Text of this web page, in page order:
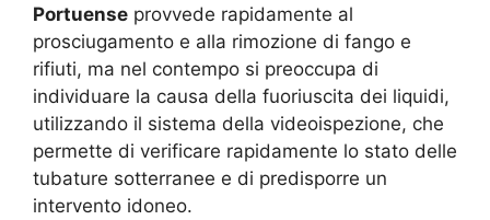
Portuense provvede rapidamente al
prosciugamento e alla rimozione di fango e
rifiuti, ma nel contempo si preoccupa di
individuare la causa della fuoriuscita dei liquidi,
utilizzando il sistema della videoispezione, che
permette di verificare rapidamente lo stato delle
tubature sotterranee e di predisporre un
intervento idoneo.